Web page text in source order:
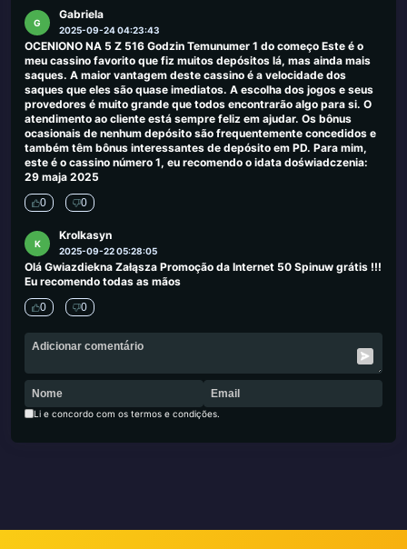
G
Gabriela
2025-09-24 04:23:43
OCENIONO NA 5 Z 516 Godzin Temunumer 1 do começo Este é o
meu cassino favorito que fiz muitos depósitos lá, mas ainda mais
saques. A maior vantagem deste cassino é a velocidade dos
saques que eles são quase imediatos. A escolha dos jogos e seus
provedores é muito grande que todos encontrarão algo para si. O
atendimento ao cliente está sempre feliz em ajudar. Os bônus
ocasionais de nenhum depósito são frequentemente concedidos e
também têm bônus interessantes de depósito em PD. Para mim,
este é o cassino número 1, eu recomendo o idata doświadczenia:
29 maja 2025
0 0
K
Krolkasyn
2025-09-22 05:28:05
Olá Gwiazdiekna Załąsza Promoção da Internet 50 Spinuw grátis !!!
Eu recomendo todas as mãos
0 0
Li e concordo com os termos e condições.